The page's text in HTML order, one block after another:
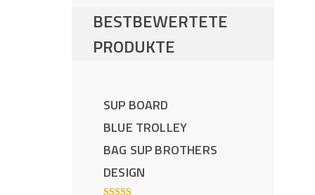
BESTBEWERTETE
PRODUKTE
SUP BOARD
BLUE TROLLEY
BAG SUP BROTHERS
DESIGN